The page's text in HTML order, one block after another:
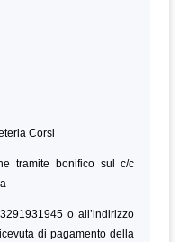
Corsi
tramite bonifico sul c/c
o all’indirizzo
di pagamento della